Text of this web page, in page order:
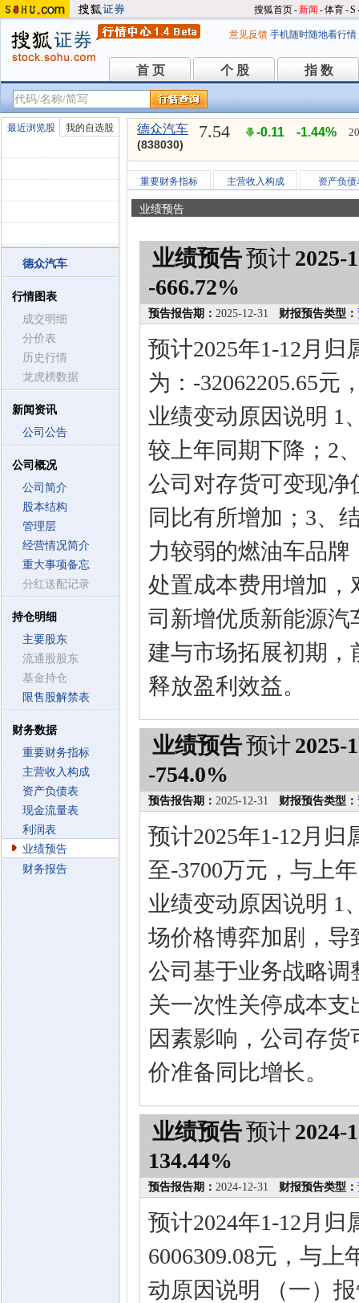
搜狐首页-新闻 -体育-S
意见反馈 手机随时随地看行情
首 页
首 页 个 股
个 股 指 数
指 数
最近浏览股 我的自选股
德众汽车
行情图表
成交明细
分价表
历史行情
龙虎榜数据
新闻资讯
公司公告
公司概况
公司简介
股本结构
管理层
经营情况简介
重大事项备忘
分红送配记录
持仓明细
主要股东
流通股股东
基金持仓
限售股解禁表
财务数据
重要财务指标
主营收入构成
资产负债表
现金流量表
利润表
业绩预告
财务报告
德众汽车
(838030)
7.54 -0.11 -1.44%
重要财务指标 主营收入构成 资产负债
业绩预告
业绩预告预计 2025-
-666.72%
预告报告期： 2025-12-31 财报预告类型：
预计2025年1-12月
为：-32062205.65元
业绩变动原因说明 1
较上年同期下降；2
公司对存货可变现
同比有所增加；3、
力较弱的燃油车品
处置成本费用增加，
司新增优质新能源
建与市场拓展初期
释放盈利效益。
业绩预告预计 2025-
-754.0%
预告报告期： 2025-12-31 财报预告类型：
预计2025年1-12月
至-3700万元，与上
业绩变动原因说明 1
场价格博弈加剧，导
公司基于业务战略调
关一次性关停成本
因素影响，公司存
价准备同比增长。
业绩预告预计 2024-
134.44%
预告报告期： 2024-12-31 财报预告类型：
预计2024年1-12月
6006309.08元，与
动原因说明 （一）